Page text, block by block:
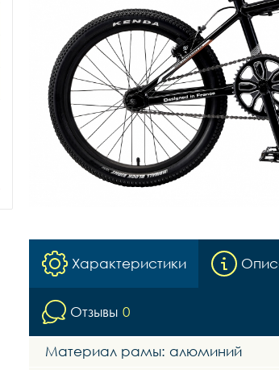
Характеристики
Отзывы 0
Материал рамы: алюминий